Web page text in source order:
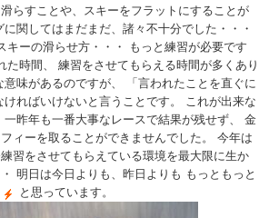
らすことや、スキーをフラットにすることが
関してはまだまだ、諸々不十分でした・・・
キーの滑らせ方・・・ もっと練習が必要です
た時間、 練習をさせてもらえる時間が多くあり
意味があるのですが、 「言われたことを直ぐに
ればいけないと言うことです。 これが出来な
昨年も一番大事なレースで結果が残せず、 金
ィーを取ることができませんでした。 今年は
習をさせてもらえている環境を最大限に生か
明日は今日よりも、昨日よりも もっともっと
と思っています。